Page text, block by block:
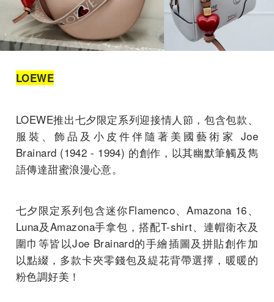
LOEWE
LOEWE推出七夕限定系列迎接情人節，包含包款、
服裝、飾品及小皮件伴隨著美國藝術家 Joe
Brainard (1942 - 1994) 的創作，以其幽默筆觸及雋
語傳達甜蜜浪漫心意。
七夕限定系列包含迷你Flamenco、Amazona 16、
Luna及Amazona手拿包，搭配T-shirt、連帽衛衣及
圍巾等皆以Joe Brainard的手繪插圖及拼貼創作加
以點綴，多款卡夾零錢包及緹花背帶選擇，暖暖的
粉色調好美！